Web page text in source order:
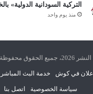
التركية السودانية الدولية»
منذ يوم واحد
محفوظة | كوش نيوز
في كوش خدمة البث المباشر
سياسة الخصوصية اتصل بنا